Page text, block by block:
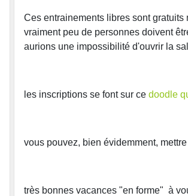
Ces entrainements libres sont
vraiment peu de personnes doivent
aurions une impossibilité d'ouvrir la
les inscriptions se font sur ce doodle
vous pouvez, bien évidemment,
très bonnes vacances "en forme" à